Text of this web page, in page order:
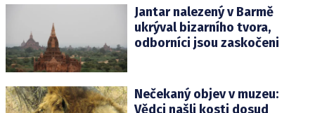
Jantar nalezený v Barmě
ukrýval bizarního tvora,
odborníci jsou zaskočeni
Nečekaný objev v muzeu:
Vědci našli kosti dosud